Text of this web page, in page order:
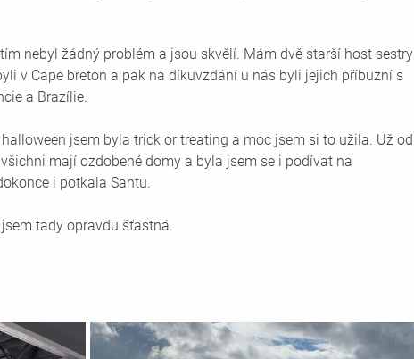
nebyl žádný problém a jsou skvělí. Mám dvě starší host sestry
v Cape breton a pak na díkuvzdání u nás byli jejich příbuzní s
a Brazílie.
jsem byla trick or treating a moc jsem si to užila. Už od
mají ozdobené domy a byla jsem se i podívat na
i potkala Santu.
tady opravdu šťastná.